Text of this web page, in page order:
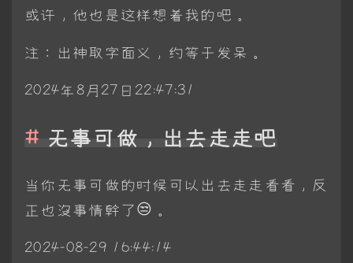
或许，他也是这样想着我的吧。
注：出神取字面义，约等于发呆。
2024年8月27日22:47:31
无事可做，出去走走吧
当你无事可做的时候可以出去走走看看，反
正也沒事情幹了😒。
2024-08-29 16:44:14